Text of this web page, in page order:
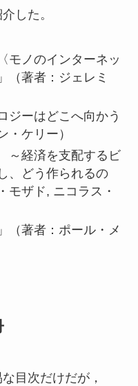
した。
モノのインターネッ
（著者：ジェレミ
ジーはどこへ向かう
・ケリー）
～経済を支配するビ
、どう作られるの
モザド, ニコラス・
（著者：ポール・メ
目次だけだが，